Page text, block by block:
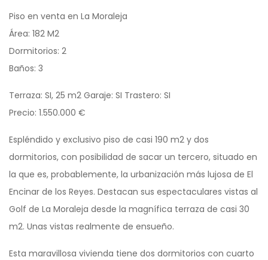
Piso en venta en La Moraleja
Área: 182 M2
Dormitorios: 2
Baños: 3
Terraza: SI, 25 m2 Garaje: SI Trastero: SI
Precio: 1.550.000 €
Espléndido y exclusivo piso de casi 190 m2 y dos
dormitorios, con posibilidad de sacar un tercero, situado en
la que es, probablemente, la urbanización más lujosa de El
Encinar de los Reyes. Destacan sus espectaculares vistas al
Golf de La Moraleja desde la magnífica terraza de casi 30
m2. Unas vistas realmente de ensueño.
Esta maravillosa vivienda tiene dos dormitorios con cuarto